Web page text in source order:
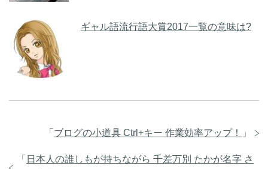
ギャル語流行語大賞2017一覧の意味は?
「 ブログの小道具 Ctrl+キー 作業効率アップ！ 」
「 日本人の誰しもが持ちながら 千差万別 たかが名字 さ